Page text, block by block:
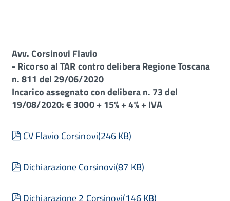
Avv. Corsinovi Flavio
- Ricorso al TAR contro delibera Regione Toscana
n. 811 del 29/06/2020
Incarico assegnato con delibera n. 73 del
19/08/2020: € 3000 + 15% + 4% + IVA
pdf
CV Flavio Corsinovi(246 KB)
pdf
Dichiarazione Corsinovi(87 KB)
pdf
Dichiarazione 2 Corsinovi(146 KB)